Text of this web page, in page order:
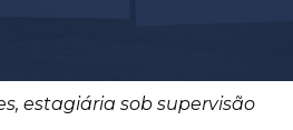
estagiária sob supervisão